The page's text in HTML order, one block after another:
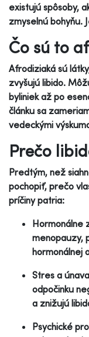
existujú spôsoby,
zmyselnú bohyňu.
Čo sú to
Afrodiziaká sú
zvyšujú libido.
byliniek až po
článku sa
vedeckými
Prečo
Predtým, než
pochopiť, prečo
príčiny patria:
Hormonálne
menopauzy,
hormonálnej
Stres a
odpočinku
a znižujú
Psychické